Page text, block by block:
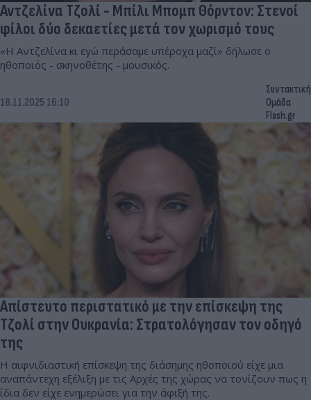
Αντζελίνα Τζολί - Μπίλι Μπομπ Θόρντον: Στενοί
φίλοι δύο δεκαετίες μετά τον χωρισμό τους
«Η Αντζελίνα κι εγώ περάσαμε υπέροχα μαζί» δήλωσε ο
ηθοποιός - σκηνοθέτης - μουσικός.
18.11.2025 16:10
Συντακτική
Ομάδα
Flash.gr
Απίστευτο περιστατικό με την επίσκεψη της
Τζολί στην Ουκρανία: Στρατολόγησαν τον οδηγό
της
Η αιφνιδιαστική επίσκεψη της διάσημης ηθοποιού είχε μια
αναπάντεχη εξέλιξη με τις Αρχές της χώρας να τονίζουν πως η
ίδια δεν είχε ενημερώσει για την άφιξή της.